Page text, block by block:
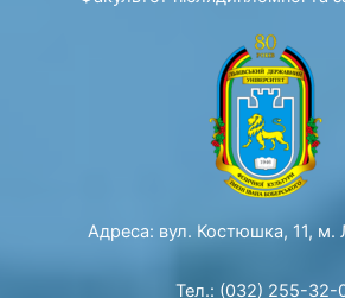
Адреса: вул. Костюшка, 11, м.
Тел.: (032) 255-32-